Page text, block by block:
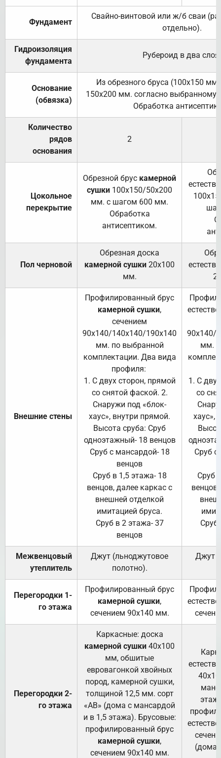
Фундамент
Свайно-винтовой или ж/б сваи
отдельно).
Гидроизоляция
фундамента
Рубероид в два слоя.
Основание
(обвязка)
Из обрезного бруса (100х150
150х200 мм. согласно выбранному
Обработка
Количество
рядов
основания
2
Цокольное
перекрытие
Обрезной брус камерной
сушки 100х150/50х200
мм. с шагом 600 мм.
Обработка
антисептиком.
Пол черновой
Обрезная доска
камерной сушки 20х100
мм.
Внешние стены
Профилированный брус
камерной сушки,
сечением
90х140/140х140/190х140
мм. по выбранной
комплектации. Два вида
профиля:
1. С двух сторон, прямой
со снятой фаской. 2.
Снаружи под «блок-
хаус», внутри прямой.
Высота сруба: Сруб
одноэтажный- 18 венцов
Сруб с мансардой- 18
венцов
Сруб в 1,5 этажа- 18
венцов, далее каркас с
внешней отделкой
имитацией бруса.
Сруб в 2 этажа- 37
венцов
90х140/
мм.
1. С
со
хаус»,
Сруб с
Сруб
Сруб
Межвенцовый
утеплитель
Джут (льноджутовое
полотно).
Джут
Перегородки 1-
го этажа
Профилированный брус
камерной сушки,
сечением 90х140 мм.
Перегородки 2-
го этажа
Каркасные: доска
камерной сушки 40х100
мм, обшитые
евровагонкой хвойных
пород, камерной сушки,
толщиной 12,5 мм. сорт
«АВ» (дома с мансардой
и в 1,5 этажа). Брусовые:
профилированный брус
камерной сушки,
сечением 90х140 мм.
(дома